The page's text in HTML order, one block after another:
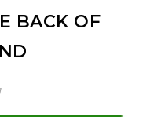
BACK OF